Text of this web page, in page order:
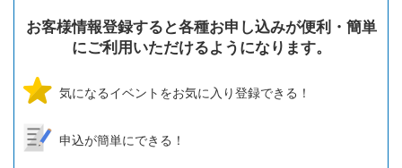
お客様情報登録すると各種お申し込みが便利・簡単
にご利用いただけるようになります。
気になるイベントをお気に入り登録できる！
申込が簡単にできる！